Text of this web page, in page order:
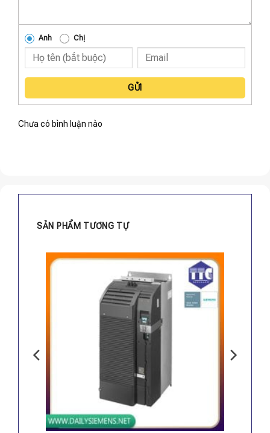
Anh Chị
GỬI
Chưa có bình luận nào
SẢN PHẨM TƯƠNG TỰ